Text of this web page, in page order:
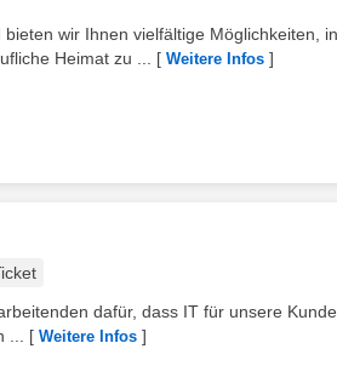
wir Ihnen vielfältige Möglichkeiten,
Heimat zu ...
[ Weitere Infos ]
dafür, dass IT für unsere
[ Weitere Infos ]